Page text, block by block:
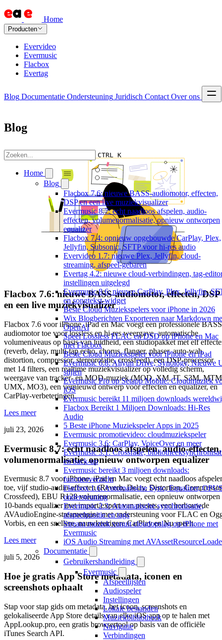
Home
Producten
Evervideo
Evermusic
Flacbox
Evertag
Blog Documentatie Ondersteuning Juridisch Contact Over ons
CTRL K
Home
Blog
Flacbox 7.6: nieuwe BASS-audiomotor, effecten,
DSP en een live muziekvisualizer
Evermusic 8.7: echt naadloos afspelen, audio-
effecten, volumenormalisatie, opnieuw ontworpen
equalizer
Flacbox 7.4: opnieuw opgebouwde CarPlay, Plex,
Jellyfin, Subsonic, SFTP voor hi-res audio
Evervideo 1.7: nieuwe Plex, Jellyfin, cloud-
streaming, afspeel-gebaren
Evertag 4.2: nieuwe cloud-verbindingen, tag-
instellingen uitgelegd
Evermusic 8.6: nieuwe CarPlay, Plex, Jellyfin,
en songtekst-widget
Beste Cloud Muziekspelers voor iPhone in 2026
Wix Blogberichten Exporteren naar Markdown
OpenAI
Speel Lossless FLAC en DSD op iPhone en Mac
met Flacbox
Beste Cloud Muziekspeler voor iPhone en iPad
Evermusic 6.8: Aliyun Drive, Synology, Nieuwe
stijlen
Evermusic Pro op Setapp Mobile: Cloudmuziek
iOS
Evermusic bereikt 11 miljoen downloads
Flacbox Bereikt 1 Miljoen Downloads: Hi-Res
Audio
5 Beste iPhone Muziekspeler Apps in 2025
Evermusic promotievideo: cloudmuziekspeler
Evermusic 3.6: CarPlay, VoiceOver en meer
Evermusic 3.1: Crossfade,
en back-up
Evermusic bereikt 3 miljoen downloads:
functieoverzicht
Flacbox 1.6: Automatische Sync, Equalizer,
ondersteuning
Evermusic 2.3: Automatische synchronisatie,
afspeelpositie en tags
Stream muziek vanuit cloudopslag op iPhone met
Evermusic
iOS Audio Streaming met
Documentatie
Gebruikershandleiding
Evermusic
Afspeellijsten
Audiospeler
Instellingen
Lokale bestanden
Muziekbibliotheek
Navigatie
Verbindingen
Blog
Flacbox 7.6: nieuwe BASS-audiomotor, effecten, DSP
en een live muziekvisualizer
Flacbox 7.6 voor iPhone, iPad en Mac voegt een professionele
audiomotor toe voor lossless en hi-res weergave, automatische
volumeniveaus op basis van luidheid, een studiopakket met elf
(reverb, delay, multi-tap echo, chorus, flanger, phaser, auto-wah,
distortion, compressor, stereorotatie, crossfeed), een DSP-processor
met 14 filters, een realtime muziekvisualizer op volledig scherm,
weergave van tracker- en MOD-muziek (MOD, XM, IT, S3M,
UMX, MO3), een vernieuwd ontwerp voor effecten en equalizer, en
CarPlay-verbeteringen.
Lees meer
juli 23, 2026
Evermusic 8.7: echt naadloos afspelen, audio-effecten,
volumenormalisatie, opnieuw ontworpen equalizer
Evermusic 8.7 voor iPhone, iPad en Mac voegt echt naadloos
toe, vijf studio-audio-effecten (Reverb, Delay, Distortion,
Crossfeed), EBU R128 volumenormalisatie, een opnieuw ontworpen
10-bands equalizer met import/export van presets, een herbouwde
AVAudioEngine-streamengine met ondersteuning voor FLAC en
Vorbis, en een snellere, nauwkeurigere CarPlay en Nu speelt.
Lees meer
juli 5, 2026
Hoe je gratis App Store metadata, iconen en
screenshots ophaalt
Stap voor stap gids om metadata, het icoon, screenshots en
gelokaliseerde App Store details van elke iOS app op te halen met
AppLookup.pro, een gratis browsertool op basis van de officiële
iTunes Search API.